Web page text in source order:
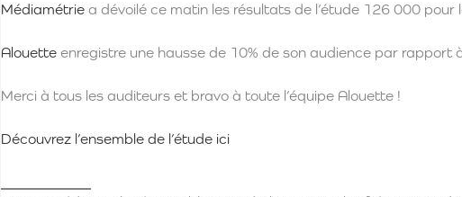
Médiamétrie a dévoilé ce matin les résultats de l’étude 126 000
Alouette enregistre une hausse de 10% de son audience par rapport
Merci à tous les auditeurs et bravo à toute l’équipe Alouette !
Découvrez l’ensemble de l’étude ici